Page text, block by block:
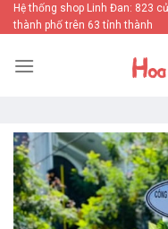
Skip
to
Hệ thống shop Linh Đan: 823
thành phố trên 63 tỉnh thành